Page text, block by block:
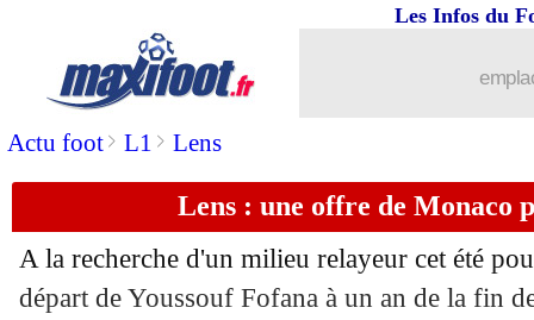
Actu foot> L1 > Lens
Les Infos du
Lens : une offre de Monaco
A la recherche d'un milieu relayeur cet été
départ de Youssouf Fofana à un an de la fin
: Danilo et Ruiz pourraient partir
07/06 Bayern: Sané, la promesse de
07/06 TFC: prix fixé pour Dallinga
07/06 Inter: Dumfries veut rester
07/06 Juve: l'agent de Chiesa va rencontrer